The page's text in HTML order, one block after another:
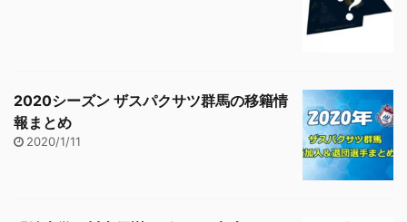
2020シーズン ザスパクサツ群馬の移籍情
報まとめ
2020/1/11